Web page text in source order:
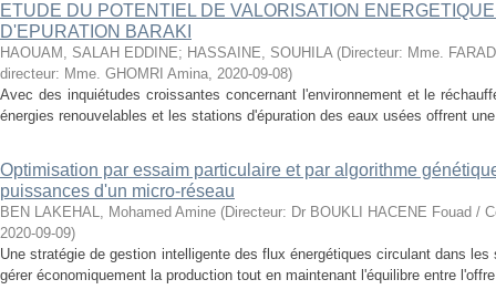
ETUDE DU POTENTIEL DE VALORISATION
D'EPURATION BARAKI
HAOUAM, SALAH EDDINE; HASSAINE, SOUHILA (Directeur: Mme.
directeur: Mme. GHOMRI Amina, 2020-09-08)
Avec des inquiétudes croissantes concernant l'environnement et le
énergies renouvelables et les stations d'épuration des eaux usées offrent
Optimisation par essaim particulaire et par algorithme
puissances d'un micro-réseau
BEN LAKEHAL, Mohamed Amine (Directeur: Dr BOUKLI HACENE Fouad /
2020-09-09)
Une stratégie de gestion intelligente des flux énergétiques circulant dans
gérer économiquement la production tout en maintenant l'équilibre entre